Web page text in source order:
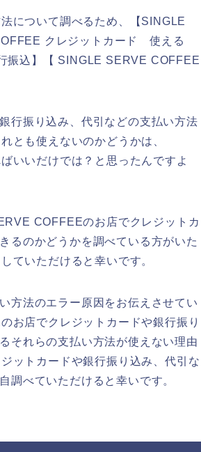
について調べるため、【SINGLE
クレジットカード 使える
込】【 SINGLE SERVE COFFEE
行振り込み、代引などの支払い方法
とも使えないのかどうかは、
いいだけでは？と思ったんですよ
COFFEEのお店でクレジットカ
るのかどうかを調べている方がいた
ていただけると幸いです。
方法のエラー原因をお伝えさせてい
お店でクレジットカードや銀行振り
それらの支払い方法が使えない理由
ットカードや銀行振り込み、代引な
調べていただけると幸いです。